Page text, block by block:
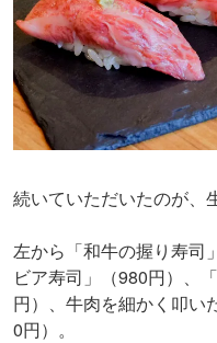
続いていただいたのが、
左から「和牛の握り寿司
ビア寿司」（980円）、
円）、牛肉を細かく叩い
0円）。